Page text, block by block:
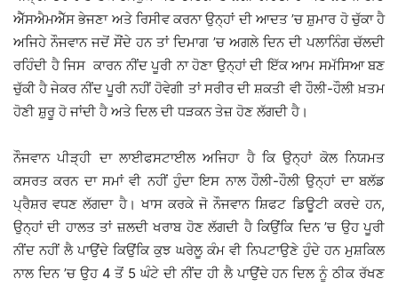
ਐੱਸਐਮਐੱਸ ਭੇਜਣਾ ਅਤੇ ਰਿਸੀਵ ਕਰਨਾ ਉਨ੍ਹਾਂ ਦੀ ਆਦਤ ’ਚ ਸ਼ੁਮਾਰ ਹੋ ਚੁੱਕਾ ਹੈ
ਅਜਿਹੇ ਨੌਜਵਾਨ ਜਦੋਂ ਸੌਂਦੇ ਹਨ ਤਾਂ ਦਿਮਾਗ ’ਚ ਅਗਲੇ ਦਿਨ ਦੀ ਪਲਾਨਿੰਗ ਚੱਲਦੀ
ਰਹਿੰਦੀ ਹੈ ਜਿਸ ਕਾਰਨ ਨੀਂਦ ਪੂਰੀ ਨਾ ਹੋਣਾ ਉਨ੍ਹਾਂ ਦੀ ਇੱਕ ਆਮ ਸਮੱਸਿਆ ਬਣ
ਚੁੱਕੀ ਹੈ ਜੇਕਰ ਨੀਂਦ ਪੂਰੀ ਨਹੀਂ ਹੋਵੇਗੀ ਤਾਂ ਸਰੀਰ ਦੀ ਸ਼ਕਤੀ ਵੀ ਹੌਲੀ-ਹੌਲੀ ਖ਼ਤਮ
ਹੋਣੀ ਸ਼ੁਰੂ ਹੋ ਜਾਂਦੀ ਹੈ ਅਤੇ ਦਿਲ ਦੀ ਧੜਕਨ ਤੇਜ਼ ਹੋਣ ਲੱਗਦੀ ਹੈ।
ਨੌਜਵਾਨ ਪੀੜ੍ਹੀ ਦਾ ਲਾਈਫਸਟਾਈਲ ਅਜਿਹਾ ਹੈ ਕਿ ਉਨ੍ਹਾਂ ਕੋਲ ਨਿਯਮਤ
ਕਸਰਤ ਕਰਨ ਦਾ ਸਮਾਂ ਵੀ ਨਹੀਂ ਹੁੰਦਾ ਇਸ ਨਾਲ ਹੌਲੀ-ਹੌਲੀ ਉਨ੍ਹਾਂ ਦਾ ਬਲੱਡ
ਪ੍ਰੈਸ਼ਰ ਵਧਣ ਲੱਗਦਾ ਹੈ। ਖਾਸ ਕਰਕੇ ਜੋ ਨੌਜਵਾਨ ਸ਼ਿਫਟ ਡਿਊਟੀ ਕਰਦੇ ਹਨ,
ਉਨ੍ਹਾਂ ਦੀ ਹਾਲਤ ਤਾਂ ਜ਼ਲਦੀ ਖਰਾਬ ਹੋਣ ਲੱਗਦੀ ਹੈ ਕਿਉਂਕਿ ਦਿਨ ’ਚ ਉਹ ਪੂਰੀ
ਨੀਂਦ ਨਹੀਂ ਲੈ ਪਾਉਂਦੇ ਕਿਉਂਕਿ ਕੁਝ ਘਰੇਲੂ ਕੰਮ ਵੀ ਨਿਪਟਾਉਣੇ ਹੁੰਦੇ ਹਨ ਮੁਸ਼ਕਿਲ
ਨਾਲ ਦਿਨ ’ਚ ਉਹ 4 ਤੋਂ 5 ਘੰਟੇ ਦੀ ਨੀਂਦ ਹੀ ਲੈ ਪਾਉਂਦੇ ਹਨ ਦਿਲ ਨੂੰ ਠੀਕ ਰੱਖਣ